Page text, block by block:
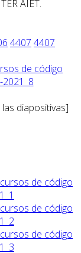
AIET.
4407 4407
diapositivas]